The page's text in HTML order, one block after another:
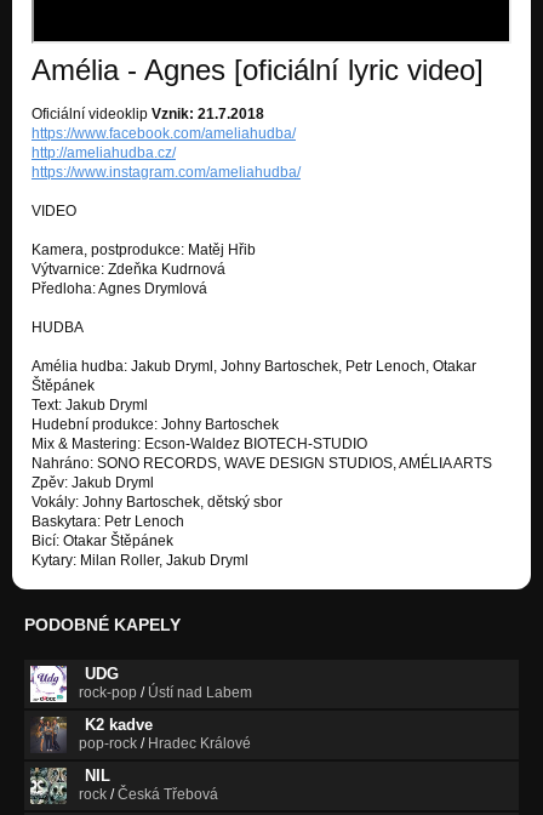
Amélia - Agnes [oficiální lyric video]
Oficiální videoklip Vznik: 21.7.2018
https://www.facebook.com/ameliahudba/
http://ameliahudba.cz/
https://www.instagram.com/ameliahudba/
VIDEO
Kamera, postprodukce: Matěj Hřib
Výtvarnice: Zdeňka Kudrnová
Předloha: Agnes Drymlová
HUDBA
Amélia hudba: Jakub Dryml, Johny Bartoschek, Petr Lenoch, Otakar
Štěpánek
Text: Jakub Dryml
Hudební produkce: Johny Bartoschek
Mix & Mastering: Ecson-Waldez BIOTECH-STUDIO
Nahráno: SONO RECORDS, WAVE DESIGN STUDIOS, AMÉLIA ARTS
Zpěv: Jakub Dryml
Vokály: Johny Bartoschek, dětský sbor
Baskytara: Petr Lenoch
Bicí: Otakar Štěpánek
Kytary: Milan Roller, Jakub Dryml
PODOBNÉ KAPELY
UDG
rock-pop / Ústí nad Labem
K2 kadve
pop-rock / Hradec Králové
NIL
rock /Česká Třebová